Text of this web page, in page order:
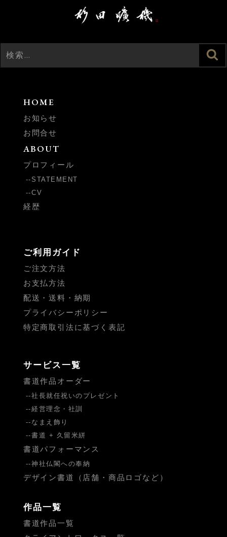
検
索:
HOME
お知らせ
お問合せ
ABOUT
プロフィール
STATEMENT
CV
経歴
ご利用ガイド
ご注文方法
お支払方法
配送・送料・納期
プライバシーポリシー
特定商取引法に基づく表記
サービス一覧
書道作品オーダー
社長就任祝いのプレゼント
経営理念・社訓
なまえ飾り
書道 + 久留米絣
書道パフォーマンス
神社仏閣への奉納
デザイン書道（店舗・商品ロゴなど）
作品一覧
書道作品一覧